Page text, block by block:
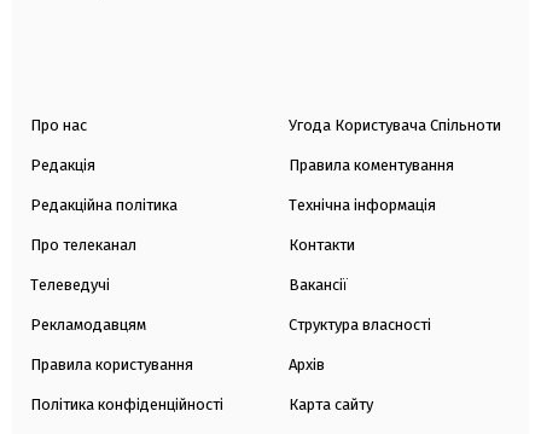
Про нас
Редакція
Редакційна політика
Про телеканал
Телеведучі
Рекламодавцям
Правила користування
Політика конфіденційності
Угода Користувача Спільноти
Правила коментування
Технічна інформація
Контакти
Вакансії
Структура власності
Архів
Карта сайту